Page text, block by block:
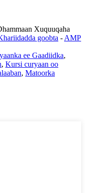
Xuquuqaha
goobta -AMP
ee Gaadiidka,
, Kursi curyaan oo
, Matoorka